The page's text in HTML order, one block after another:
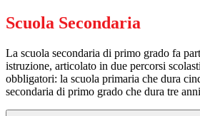
Scuola Secondaria
La scuola secondaria di primo grado fa
istruzione, articolato in due percorsi
obbligatori: la scuola primaria che dura
secondaria di primo grado che dura tre